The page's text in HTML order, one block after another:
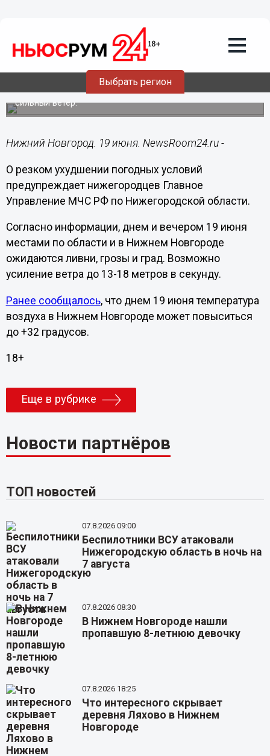
Выбрать регион
19.06.201811:58
Гроза идет на Нижний Новгород
Согласно прогнозам, 19 июня возможны ливни, град и
сильный ветер.
Нижний Новгород. 19 июня. NewsRoom24.ru -
О резком ухудшении погодных условий
предупреждает нижегородцев Главное
Управление МЧС РФ по Нижегородской области.
Согласно информации, днем и вечером 19 июня
местами по области и в Нижнем Новгороде
ожидаются ливни, грозы и град. Возможно
усиление ветра до 13-18 метров в секунду.
Ранее сообщалось, что днем 19 июня температура
воздуха в Нижнем Новгороде может повыситься
до +32 градусов.
18+
Еще в рубрике
Новости партнёров
ТОП новостей
07.8.2026 09:00
Беспилотники ВСУ атаковали
Нижегородскую область в ночь на
7 августа
07.8.2026 08:30
В Нижнем Новгороде нашли
пропавшую 8-летнюю девочку
07.8.2026 18:25
Что интересного скрывает
деревня Ляхово в Нижнем
Новгороде